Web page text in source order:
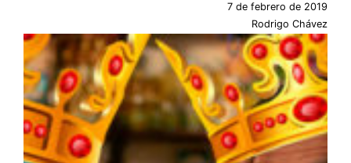
7 de febrero de 2019
Rodrigo Chávez